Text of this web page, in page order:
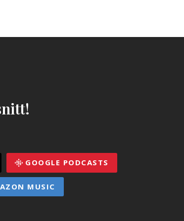
GOOGLE PODCASTS
MUSIC